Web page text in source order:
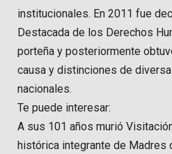
institucionales. En 2011 fue
Destacada de los Derechos
porteña y posteriormente
causa y distinciones de
nacionales.
Te puede interesar:
A sus 101 años murió
histórica integrante de Madres